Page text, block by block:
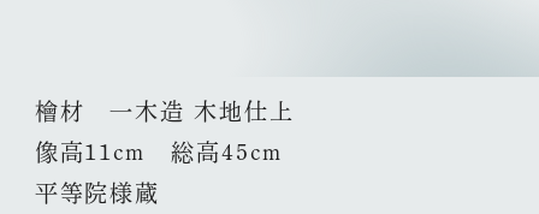
檜材 一木造 木地仕上
像高11cm 総高45cm
平等院様蔵